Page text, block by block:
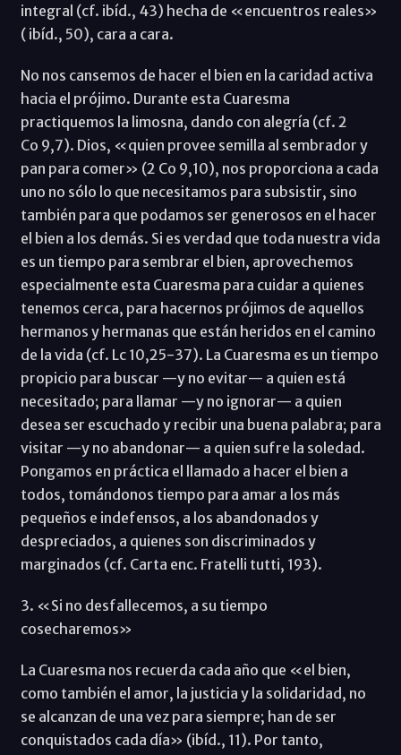
integral (cf. ibíd., 43) hecha de «encuentros reales»
( ibíd., 50), cara a cara.
No nos cansemos de hacer el bien en la caridad activa
hacia el prójimo. Durante esta Cuaresma
practiquemos la limosna, dando con alegría (cf. 2
Co 9,7). Dios, «quien provee semilla al sembrador y
pan para comer» (2 Co 9,10), nos proporciona a cada
uno no sólo lo que necesitamos para subsistir, sino
también para que podamos ser generosos en el hacer
el bien a los demás. Si es verdad que toda nuestra vida
es un tiempo para sembrar el bien, aprovechemos
especialmente esta Cuaresma para cuidar a quienes
tenemos cerca, para hacernos prójimos de aquellos
hermanos y hermanas que están heridos en el camino
de la vida (cf. Lc 10,25-37). La Cuaresma es un tiempo
propicio para buscar —y no evitar— a quien está
necesitado; para llamar —y no ignorar— a quien
desea ser escuchado y recibir una buena palabra; para
visitar —y no abandonar— a quien sufre la soledad.
Pongamos en práctica el llamado a hacer el bien a
todos, tomándonos tiempo para amar a los más
pequeños e indefensos, a los abandonados y
despreciados, a quienes son discriminados y
marginados (cf. Carta enc. Fratelli tutti, 193).
3. «Si no desfallecemos, a su tiempo
cosecharemos»
La Cuaresma nos recuerda cada año que «el bien,
como también el amor, la justicia y la solidaridad, no
se alcanzan de una vez para siempre; han de ser
conquistados cada día» (ibíd., 11). Por tanto,